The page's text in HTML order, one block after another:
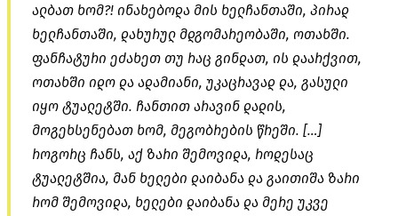
ალბათ ხომ?! ინახებოდა მის ხელჩანთაში, პირად
ხელჩანთაში, დახურულ მდგომარეობაში, ოთახში.
ფანჩატური ეძახეთ თუ რაც გინდათ, ის დაარქვით,
ოთახში იდო და ადამიანი, უკაცრავად და, გასული
იყო ტუალეტში. ჩანთით არავინ დადის,
მოგეხსენებათ ხომ, მეგობრების წრეში. […]
როგორც ჩანს, აქ ზარი შემოვიდა, როდესაც
ტუალეტშია, მან ხელები დაიბანა და გაითიშა ზარი
რომ შემოვიდა, ხელები დაიბანა და მერე უკვე